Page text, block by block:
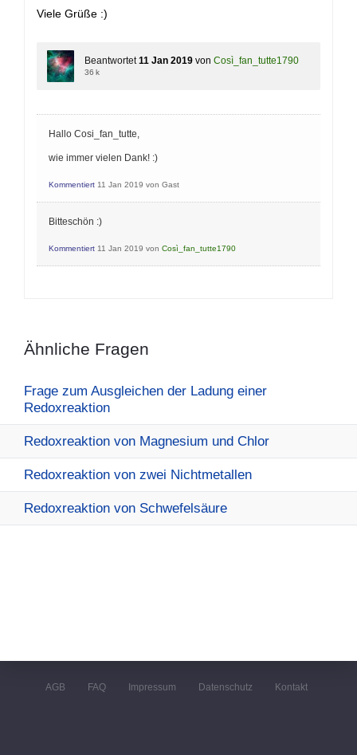
Viele Grüße :)
Beantwortet 11 Jan 2019 von Così_fan_tutte1790
36 k
Hallo Cosi_fan_tutte,
wie immer vielen Dank! :)
Kommentiert 11 Jan 2019 von Gast
Bitteschön :)
Kommentiert 11 Jan 2019 von Così_fan_tutte1790
Ähnliche Fragen
Frage zum Ausgleichen der Ladung einer
Redoxreaktion
Redoxreaktion von Magnesium und Chlor
Redoxreaktion von zwei Nichtmetallen
Redoxreaktion von Schwefelsäure
AGB FAQ Impressum Datenschutz Kontakt